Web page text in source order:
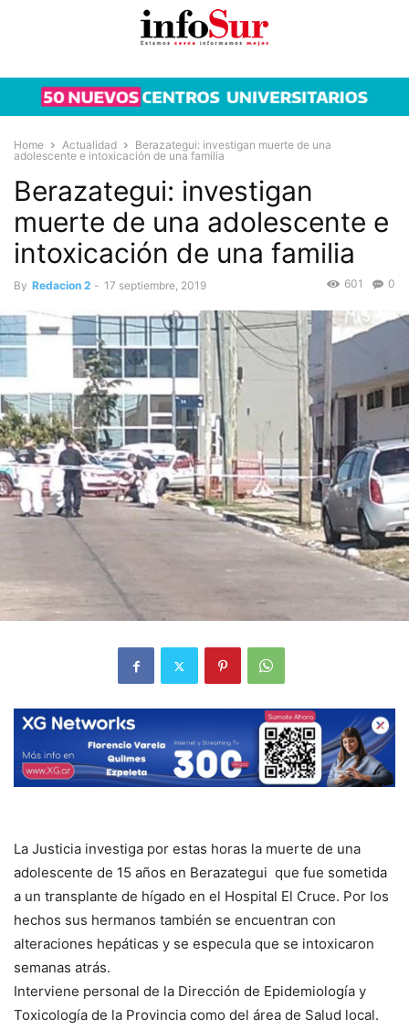
Home Actualidad
Berazategui: investigan muerte de una
adolescente e intoxicación de una familia
Berazategui: investigan
muerte de una adolescente e
intoxicación de una familia
By Redacion 2 - 17 septiembre, 2019 0
601
La Justicia investiga por estas horas la muerte de una
adolescente de 15 años en Berazategui que fue sometida
a un transplante de hígado en el Hospital El Cruce. Por los
hechos sus hermanos también se encuentran con
alteraciones hepáticas y se especula que se intoxicaron
semanas atrás.
Interviene personal de la Dirección de Epidemiología y
Toxicología de la Provincia como del área de Salud local.